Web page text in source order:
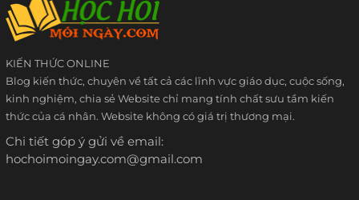
KIẾN THỨC ONLINE
Blog kiến thức, chuyên về tất cả các lĩnh vực giáo dục, cuộc sống,
kinh nghiệm, chia sẻ Website chỉ mang tính chất sưu tầm kiến
thức của cá nhân. Website không có giá trị thương mại.
Chi tiết góp ý gửi về email:
hochoimoingay.com@gmail.com